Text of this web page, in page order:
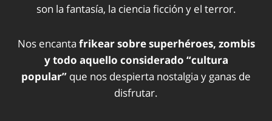
son la fantasía, la ciencia ficción y el terror.
Nos encanta frikear sobre superhéroes, zombis
y todo aquello considerado “cultura
popular” que nos despierta nostalgia y ganas de
disfrutar.